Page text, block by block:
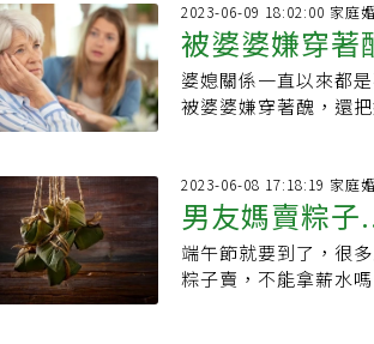
2023-06-09 18:02:00 家庭
被婆婆嫌穿著
人心」 6方法
婆媳關係一直以來都
被婆婆嫌穿著醜，還
2023-06-08 17:18:19 家庭
男友媽賣粽子
被罵白目！網
端午節就要到了，很
粽子賣，不能拿薪水